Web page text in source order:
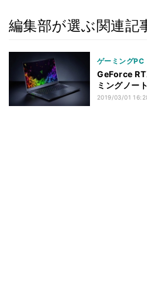
編集部が選ぶ関連記
ゲーミングPC
GeForce
ミングノー
2019/03/01